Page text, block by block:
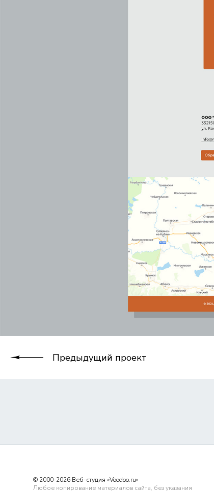
Предыдущий проект
© 2000-2026 Веб-студия «Voodoo.ru»
Любое копирование материалов сайта, без указания